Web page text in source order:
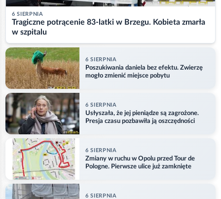
6 SIERPNIA
Tragiczne potrącenie 83-latki w Brzegu. Kobieta zmarła
w szpitalu
6 SIERPNIA
Poszukiwania daniela bez efektu. Zwierzę
mogło zmienić miejsce pobytu
6 SIERPNIA
Usłyszała, że jej pieniądze są zagrożone.
Presja czasu pozbawiła ją oszczędności
6 SIERPNIA
Zmiany w ruchu w Opolu przed Tour de
Pologne. Pierwsze ulice już zamknięte
6 SIERPNIA